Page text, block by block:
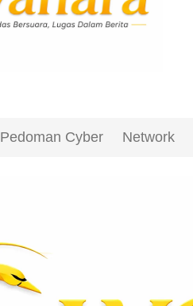
Pedoman Cyber Network